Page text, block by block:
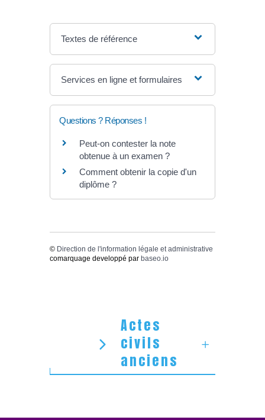
Textes de référence
Services en ligne et formulaires
Questions ? Réponses !
Peut-on contester la note
obtenue à un examen ?
Comment obtenir la copie d'un
diplôme ?
© Direction de l'information légale et administrative
comarquage developpé par baseo.io
Actes
civils
anciens